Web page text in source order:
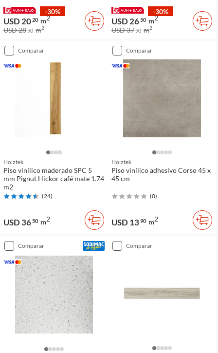
-30%
USD 2020 m2
USD 2890 m2
-30%
USD 2650 m2
USD 3790 m2
comparar
Holztek
Piso vinílico maderado SPC 5
mm Pignut Hickor café mate 1.74
m2
(24)
USD 3650 m2
comparar
Holztek
Piso vinílico adhesivo Corso 45 x
45 cm
(0)
USD 1390 m2
comparar comparar